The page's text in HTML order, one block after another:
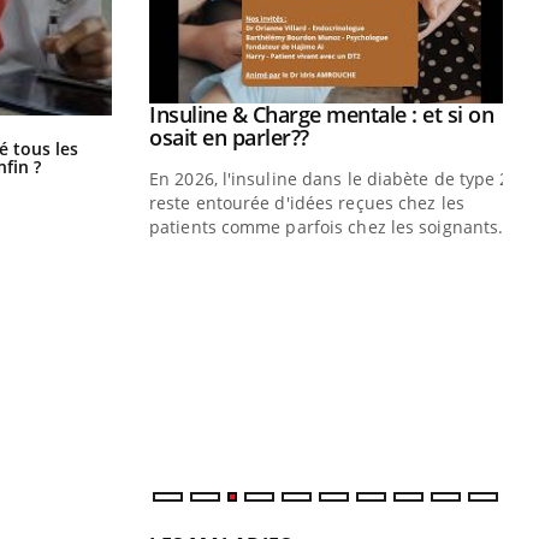
tous les
?
Pourquoi votre ventre gâche-t-il les
pour
mental ou
Youtube
Insuline & Charge mentale : et si on
osait en parler??Youtube
En 2026, l'insuline dans le diabète de type 2
reste entourée d'idées reçues chez les
patients comme parfois chez les soignants.